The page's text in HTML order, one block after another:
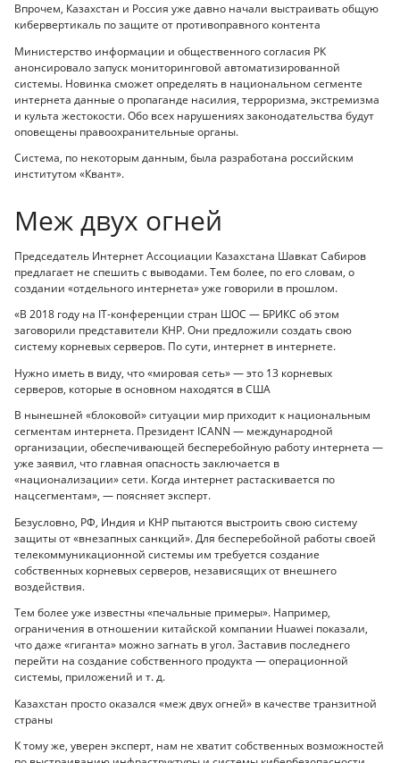
Впрочем, Казахстан и Россия уже давно начали выстраивать общую
кибервертикаль по защите от противоправного контента
Министерство информации и общественного согласия РК
анонсировало запуск мониторинговой автоматизированной
системы. Новинка сможет определять в национальном сегменте
интернета данные о пропаганде насилия, терроризма, экстремизма
и культа жестокости. Обо всех нарушениях законодательства будут
оповещены правоохранительные органы.
Система, по некоторым данным, была разработана российским
институтом «Квант».
Меж двух огней
Председатель Интернет Ассоциации Казахстана Шавкат Сабиров
предлагает не спешить с выводами. Тем более, по его словам, о
создании «отдельного интернета» уже говорили в прошлом.
«В 2018 году на IT-конференции стран ШОС — БРИКС об этом
заговорили представители КНР. Они предложили создать свою
систему корневых серверов. По сути, интернет в интернете.
Нужно иметь в виду, что «мировая сеть» — это 13 корневых
серверов, которые в основном находятся в США
В нынешней «блоковой» ситуации мир приходит к национальным
сегментам интернета. Президент ICANN — международной
организации, обеспечивающей бесперебойную работу интернета —
уже заявил, что главная опасность заключается в
«национализации» сети. Когда интернет растаскивается по
нацсегментам», — поясняет эксперт.
Безусловно, РФ, Индия и КНР пытаются выстроить свою систему
защиты от «внезапных санкций». Для бесперебойной работы своей
телекоммуникационной системы им требуется создание
собственных корневых серверов, независящих от внешнего
воздействия.
Тем более уже известны «печальные примеры». Например,
ограничения в отношении китайской компании Huawei показали,
что даже «гиганта» можно загнать в угол. Заставив последнего
перейти на создание собственного продукта — операционной
системы, приложений и т. д.
Казахстан просто оказался «меж двух огней» в качестве транзитной
страны
К тому же, уверен эксперт, нам не хватит собственных возможностей